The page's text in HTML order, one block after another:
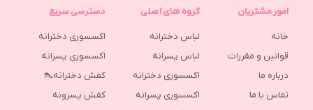
امور مشتریان
خانه
قوانین و مقررات
درباره ما
تماس با ما
گروه های اصلی
لباس دخترانه
لباس پسرانه
اکسسوری دخترانه
اکسسوری پسرانه
دسترسی سریع
اکسسوری دخترانه
اکسسوری پسرانه
کفش دخترانه👠
كفش پسرونه